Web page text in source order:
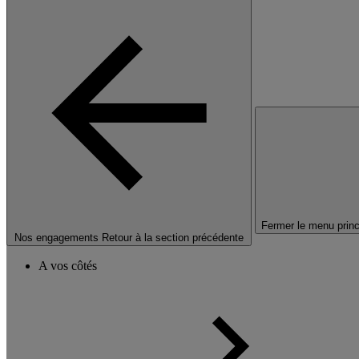
Nos engagements Retour à la section précédente
Fermer le menu
A vos côtés